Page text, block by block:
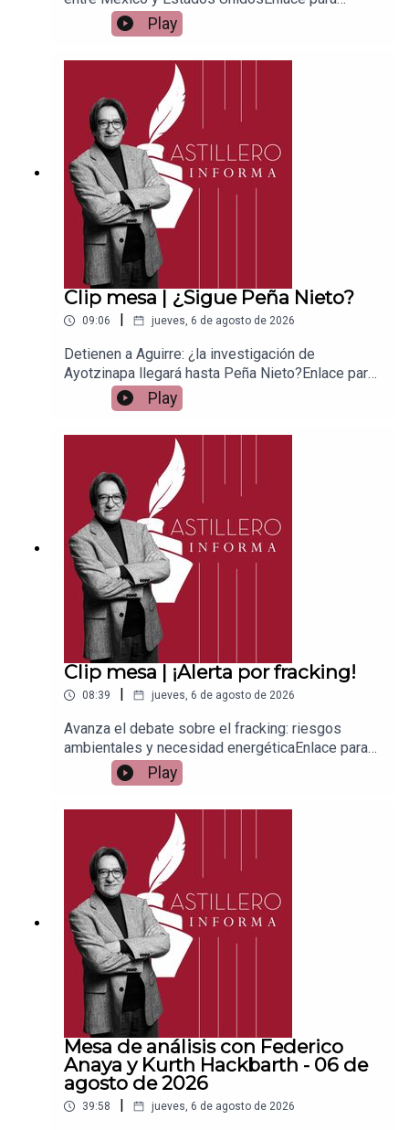
apoyar vía
Patreon:https://www.patreon.com/julioastilleroEnl
ace para hacer donaciones vía
PayPal:https://www.paypal.me/julioastilleroCuent
a para hacer transferencias a cuenta BBVA a
nombre de Julio Hernández López:
1539408017CLABE: 012 320 01539408017
2Tienda:https://julioastillerotienda.com/
Play
Clip mesa | ¿Sigue Peña Nieto?
09:06 jueves, 6 de agosto de 2026
Detienen a Aguirre: ¿la investigación de
Ayotzinapa llegará hasta Peña Nieto?Enlace para
apoyar vía
Patreon:https://www.patreon.com/julioastilleroEnl
ace para hacer donaciones vía
PayPal:https://www.paypal.me/julioastilleroCuent
a para hacer transferencias a cuenta BBVA a
nombre de Julio Hernández López:
1539408017CLABE: 012 320 01539408017
2Tienda:https://julioastillerotienda.com/
Play
Clip mesa | ¡Alerta por fracking!
08:39 jueves, 6 de agosto de 2026
Avanza el debate sobre el fracking: riesgos
ambientales y necesidad energéticaEnlace para
apoyar vía
Patreon:https://www.patreon.com/julioastilleroEnl
ace para hacer donaciones vía
PayPal:https://www.paypal.me/julioastilleroCuent
a para hacer transferencias a cuenta BBVA a
nombre de Julio Hernández López:
1539408017CLABE: 012 320 01539408017
2Tienda:https://julioastillerotienda.com/
Play
Mesa de análisis con Federico
Anaya y Kurth Hackbarth - 06 de
agosto de 2026
39:58 jueves, 6 de agosto de 2026